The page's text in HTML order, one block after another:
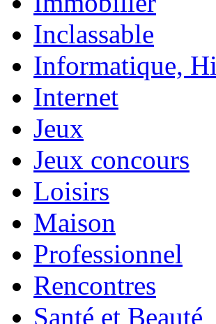
Inclassable
Informatique,
Internet
Jeux
Jeux concours
Loisirs
Maison
Professionnel
Rencontres
Santé et Beauté